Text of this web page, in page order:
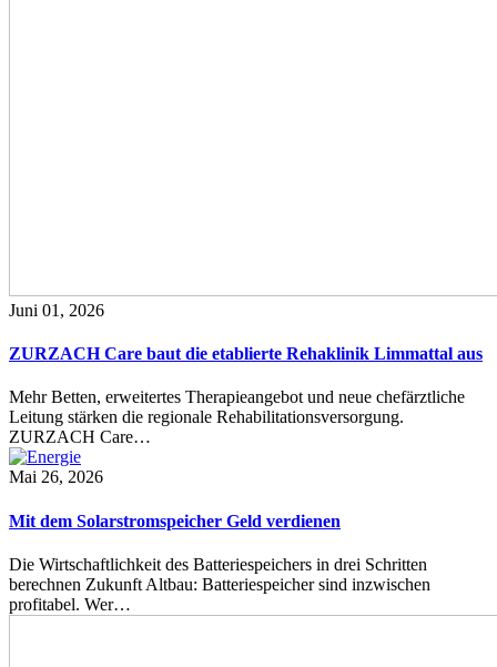
Juni 01, 2026
ZURZACH Care baut die etablierte Rehaklinik Limmattal aus
Mehr Betten, erweitertes Therapieangebot und neue chefärztliche
Leitung stärken die regionale Rehabilitationsversorgung.
ZURZACH Care…
Mai 26, 2026
Mit dem Solarstromspeicher Geld verdienen
Die Wirtschaftlichkeit des Batteriespeichers in drei Schritten
berechnen Zukunft Altbau: Batteriespeicher sind inzwischen
profitabel. Wer…